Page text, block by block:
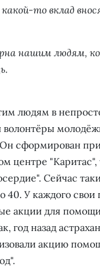
какой-то вклад
нашим людям,
людям в
сформирован
центре "Каритас",
Сейчас
40. У каждого
акции для
год назад
акцию